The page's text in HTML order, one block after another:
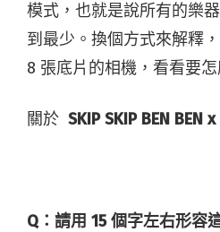
模式，也就是說所有的樂
到最少。換個方式來解釋
8 張底片的相機，看看要怎
關於 SKIP SKIP BEN BEN
Q：請用 15 個字左右形容